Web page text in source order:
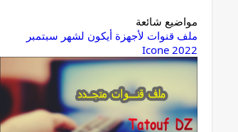
مواضيع شائعة
ملف قنوات لأجهزة أيكون لشهر سبتمبر
2022 Icone